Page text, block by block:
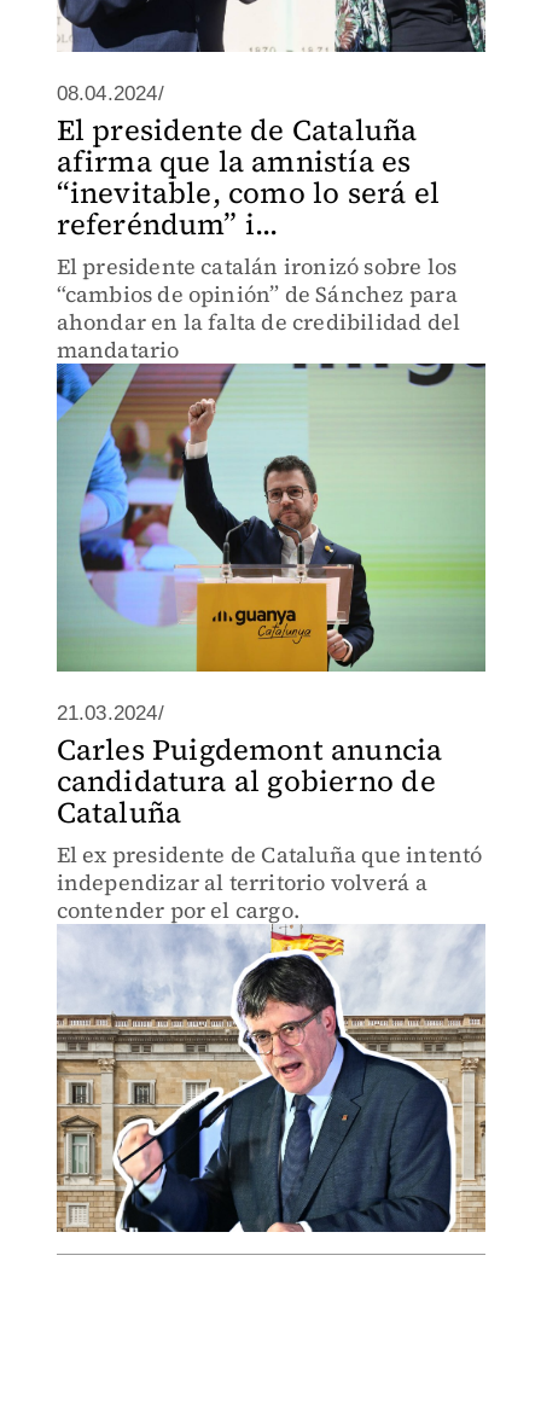
08.04.2024/
El presidente de Cataluña
afirma que la amnistía es
“inevitable, como lo será el
referéndum” i...
El presidente catalán ironizó sobre los
“cambios de opinión” de Sánchez para
ahondar en la falta de credibilidad del
mandatario
21.03.2024/
Carles Puigdemont anuncia
candidatura al gobierno de
Cataluña
El ex presidente de Cataluña que intentó
independizar al territorio volverá a
contender por el cargo.